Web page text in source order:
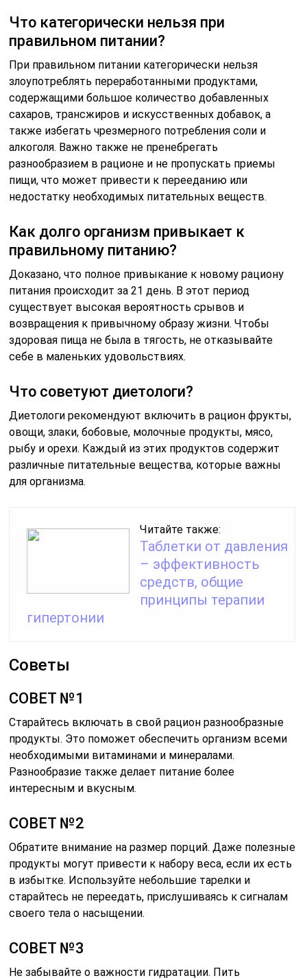
Что категорически нельзя при
правильном питании?
При правильном питании категорически нельзя
злоупотреблять переработанными продуктами,
содержащими большое количество добавленных
сахаров, трансжиров и искусственных добавок, а
также избегать чрезмерного потребления соли и
алкоголя. Важно также не пренебрегать
разнообразием в рационе и не пропускать приемы
пищи, что может привести к перееданию или
недостатку необходимых питательных веществ.
Как долго организм привыкает к
правильному питанию?
Доказано, что полное привыкание к новому рациону
питания происходит за 21 день. В этот период
существует высокая вероятность срывов и
возвращения к привычному образу жизни. Чтобы
здоровая пища не была в тягость, не отказывайте
себе в маленьких удовольствиях.
Что советуют диетологи?
Диетологи рекомендуют включить в рацион фрукты,
овощи, злаки, бобовые, молочные продукты, мясо,
рыбу и орехи. Каждый из этих продуктов содержит
различные питательные вещества, которые важны
для организма.
Читайте также:
Таблетки от давления
– эффективность
средств, общие
принципы терапии
гипертонии
Советы
СОВЕТ №1
Старайтесь включать в свой рацион разнообразные
продукты. Это поможет обеспечить организм всеми
необходимыми витаминами и минералами.
Разнообразие также делает питание более
интересным и вкусным.
СОВЕТ №2
Обратите внимание на размер порций. Даже полезные
продукты могут привести к набору веса, если их есть
в избытке. Используйте небольшие тарелки и
старайтесь не переедать, прислушиваясь к сигналам
своего тела о насыщении.
СОВЕТ №3
Не забывайте о важности гидратации. Пить